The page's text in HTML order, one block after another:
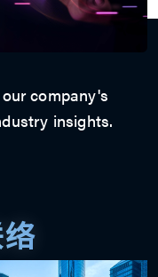
company's
insights.